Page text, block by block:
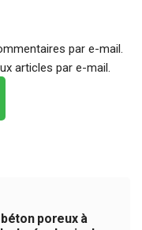
par e-mail.
articles par e-mail.
poreux à